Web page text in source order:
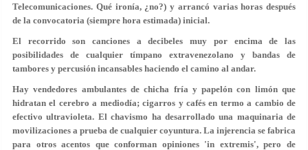
Telecomunicaciones. Qué ironía, ¿no?) y arrancó varias horas después
de la convocatoria (siempre hora estimada) inicial.
El recorrido son canciones a decibeles muy por encima de las
posibilidades de cualquier tímpano extravenezolano y bandas de
tambores y percusión incansables haciendo el camino al andar.
Hay vendedores ambulantes de chicha fría y papelón con limón que
hidratan el cerebro a mediodía; cigarros y cafés en termo a cambio de
efectivo ultravioleta. El chavismo ha desarrollado una maquinaria de
movilizaciones a prueba de cualquier coyuntura. La injerencia se fabrica
para otros acentos que conforman opiniones 'in extremis', pero de